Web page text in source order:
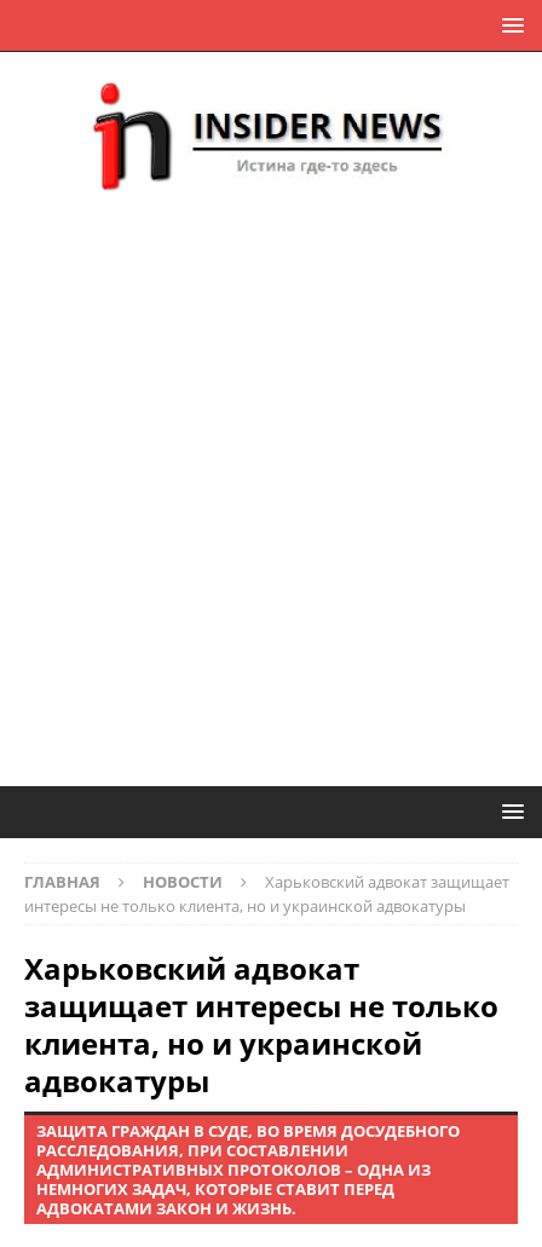
ГЛАВНАЯ НОВОСТИ
Харьковский адвокат защищает
интересы не только клиента, но и украинской адвокатуры
Харьковский адвокат
защищает интересы не только
клиента, но и украинской
адвокатуры
ЗАЩИТА ГРАЖДАН В СУДЕ, ВО ВРЕМЯ ДОСУДЕБНОГО
РАССЛЕДОВАНИЯ, ПРИ СОСТАВЛЕНИИ
АДМИНИСТРАТИВНЫХ ПРОТОКОЛОВ – ОДНА ИЗ
НЕМНОГИХ ЗАДАЧ, КОТОРЫЕ СТАВИТ ПЕРЕД
АДВОКАТАМИ ЗАКОН И ЖИЗНЬ.